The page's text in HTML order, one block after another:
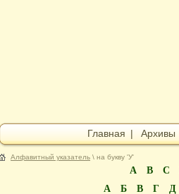
Главная | Архивы
Алфавитный указатель \ на букву 'У'
A B C
А
Б В Г Д